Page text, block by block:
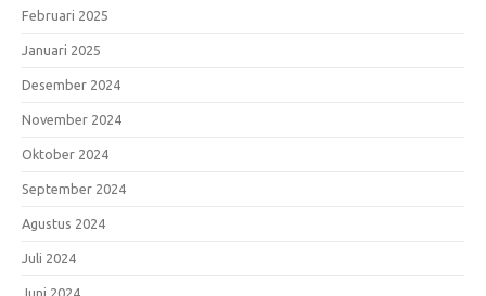
Februari 2025
Januari 2025
Desember 2024
November 2024
Oktober 2024
September 2024
Agustus 2024
Juli 2024
Juni 2024